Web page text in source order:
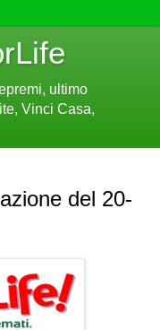
ultimo
Vinci Casa,
del 20-